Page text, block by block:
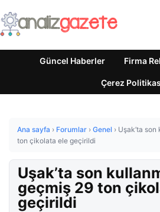
Güncel Haberler Firma
Çerez
Ana sayfa › Forumlar › Genel › Uşak’ta
ton çikolata ele geçirildi
Uşak’ta son
geçmiş 29 ton
geçirildi